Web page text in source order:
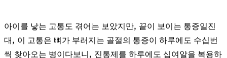
아이를 낳는 고통도 겪어는 보았지만, 끝이 보이는 통증일진
대, 이 고통은 뼈가 부러지는 골절의 통증이 하루에도 수십번
씩 찾아오는 병이다보니, 진통제를 하루에도 십여알을 복용하